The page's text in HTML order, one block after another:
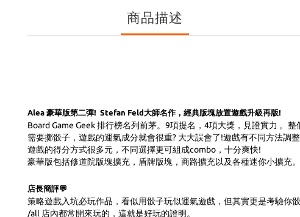
商品描述
Alea 豪華版第二彈! Stefan Feld大師名作，經典版塊放置遊戲升級再版!
Board Game Geek 排行榜名列前茅。9項提名，4項大獎，見證實力 。
需要擲骰子，遊戲的運氣成分就會很重? 大大誤會了!遊戲有不同方法調
遊戲的得分方式很多元，不同選擇更可組成combo，十分爽快!
豪華版包括修道院版塊擴充，盾牌版塊，商路擴充以及各種迷你小擴充
店長簡評💬
策略遊戲入坑必玩作品，看似用骰子玩似運氣遊戲，但其實更是考驗你骰
/all 店內都常開來玩的，這就是好玩的證明。